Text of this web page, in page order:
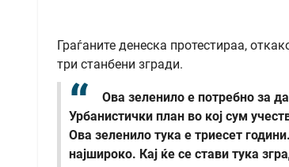
Граѓаните денеска протестираа,
три станбени згради.
Ова зеленило е потребно за
Урбанистички план во кој сум
Ова зеленило тука е триесет
најшироко. Кај ќе се стави тука